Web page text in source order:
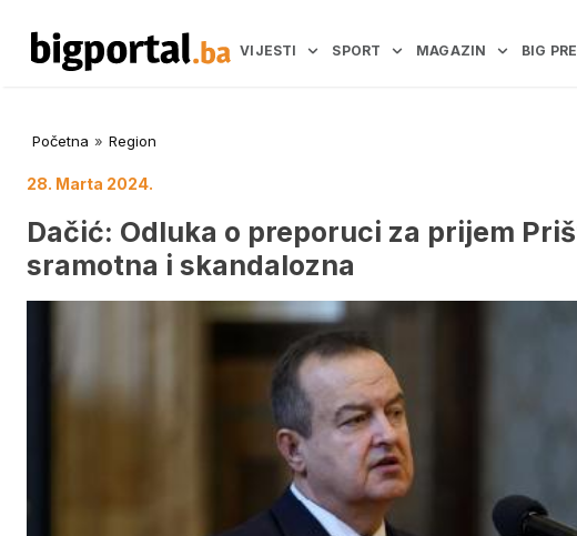
VIJESTI SPORT MAGAZIN BIG
Početna » Region
28. Marta 2024.
Dačić: Odluka o preporuci za prijem
sramotna i skandalozna